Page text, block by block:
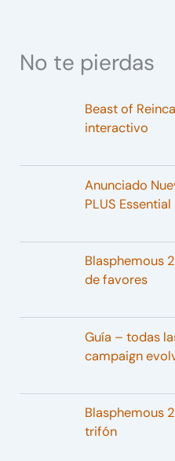
No te pierdas
Beast of
interactivo
Anunciado
PLUS
Blasphemous
de favores
Guía – todas
campaign
Blasphemous
trifón